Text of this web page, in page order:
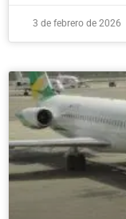
3 de febrero de 2026